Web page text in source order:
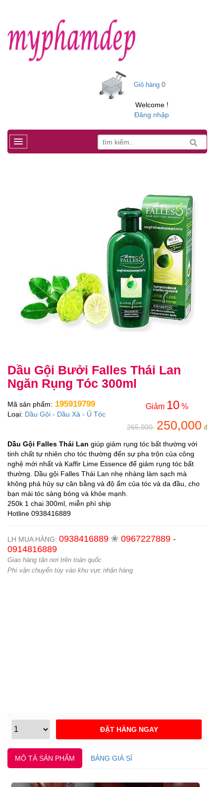
Giỏ hàng 0
Welcome !
Đăng nhập
Dầu Gội Bưởi Falles Thái Lan
Ngăn Rụng Tóc 300ml
Giảm 10 %
265,000 250,000 đ
Mã sản phẩm: 195919799
Loại: Dầu Gội - Dầu Xả - Ủ Tóc
Dầu Gội Falles Thái Lan giúp giảm rụng tóc bất thường với
tinh chất tự nhiên cho tóc thường đến sự pha trộn của công
nghệ mới nhất và Kaffir Lime Essence để giảm rụng tóc bất
thường. Dầu gội Falles Thái Lan nhẹ nhàng làm sạch mà
không phá hủy sự cân bằng và độ ẩm của tóc và da đầu, cho
bạn mái tóc sáng bóng và khỏe mạnh.
250k 1 chai 300ml, miễn phí ship
Hotline 0938416889
LH MUA HÀNG: 0938416889 ❀ 0967227889 -
0914816889
Giao hàng tận nơi trên toàn quốc
Phí vận chuyển tùy vào khu vực nhận hàng
MÔ TẢ SẢN PHẨM BẢNG GIÁ SỈ